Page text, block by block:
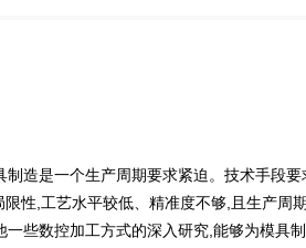
造是一个生产周期要求紧迫。技术手段
限性,工艺水平较低、精准度不够,且生产
一些数控加工方式的深入研究,能够为模具